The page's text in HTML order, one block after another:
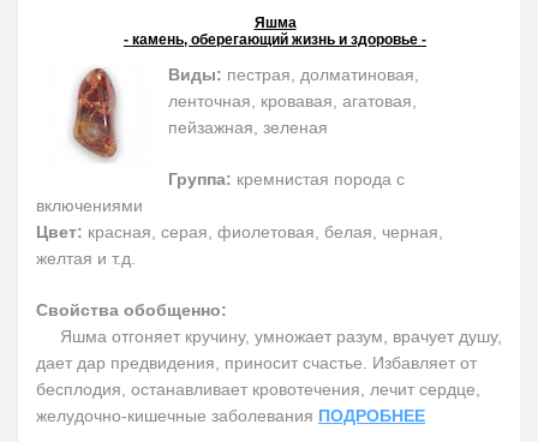
Яшма
- камень, оберегающий жизнь и здоровье -
Виды: пестрая, долматиновая,
ленточная, кровавая, агатовая,
пейзажная, зеленая
Группа: кремнистая порода с
включениями
Цвет: красная, серая, фиолетовая, белая, черная,
желтая и т.д.
Свойства обобщенно:
Яшма отгоняет кручину, умножает разум, врачует душу,
дает дар предвидения, приносит счастье. Избавляет от
бесплодия, останавливает кровотечения, лечит сердце,
желудочно-кишечные заболевания ПОДРОБНЕЕ